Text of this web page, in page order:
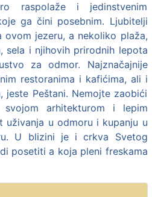
raspolaže i jedinstvenim
ga čini posebnim. Ljubitelji
jezeru, a nekoliko plaža,
sela i njihovih prirodnih lepota
za odmor. Najznačajnije
restoranima i kafićima, ali i
jeste Peštani. Nemojte zaobići
arhitekturom i lepim
uživanja u odmoru i kupanju u
U blizini je i crkva Svetog
posetiti a koja pleni freskama